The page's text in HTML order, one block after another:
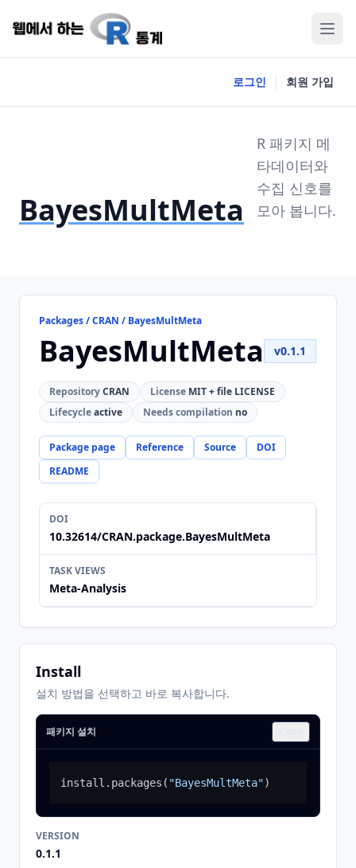
로그인 회원 가입
BayesMultMeta
R 패키지 메
타데이터와
수집 신호를
모아 봅니다.
Packages / CRAN / BayesMultMeta
BayesMultMeta v0.1.1
RepositoryCRAN License MIT + file LICENSE
Lifecycleactive Needs compilation no
Package page Reference Source
DOI
README
DOI
10.32614/CRAN.package.BayesMultMeta
TASK VIEWS
Meta-Analysis
Install
설치 방법을 선택하고 바로 복사합니다.
패키지 설치
install.packages ( "BayesMultMeta")
VERSION
0.1.1